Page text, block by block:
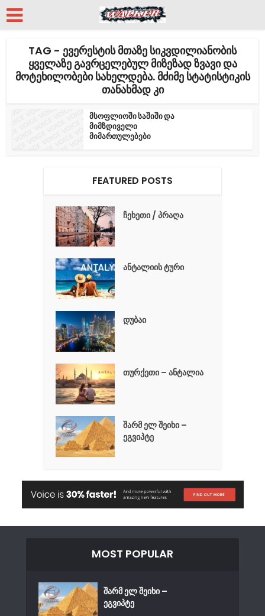
TAG - ᲔᲕᲔᲠᲔᲡᲢᲘᲡ ᲛᲗᲐᲖᲔ ᲡᲘᲙᲕᲓᲘᲚᲘᲐᲜᲝᲑᲘᲡ
ᲧᲕᲔᲚᲐᲖᲔ ᲒᲐᲕᲠᲪᲔᲚᲔᲑᲣᲚ ᲛᲘᲖᲔᲖᲐᲓ ᲖᲕᲐᲕᲘ ᲓᲐ
ᲛᲝᲢᲔᲮᲘᲚᲝᲑᲔᲑᲘ ᲡᲐᲮᲔᲚᲓᲔᲑᲐ. ᲛᲫᲘᲛᲔ ᲡᲢᲐᲢᲘᲡᲢᲘᲙᲘᲡ
ᲗᲐᲜᲐᲮᲛᲐᲓ ᲙᲘ
მსოფლიოში საშიში და
მიმზდიველი
მიმართულებები
FEATURED POSTS
ჩეხეთი / პრაღა
ანტალიის ტური
დუბაი
თურქეთი – ანტალია
შარმ ელ შეიხი –
ეგვიპტე
MOST POPULAR
შარმ ელ შეიხი –
ეგვიპტე